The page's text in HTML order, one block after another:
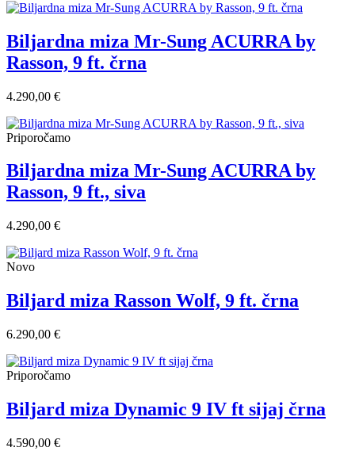
Biljardna miza Mr-Sung ACURRA by
Rasson, 9 ft. črna
4.290,00 €
Priporočamo
Biljardna miza Mr-Sung ACURRA by
Rasson, 9 ft., siva
4.290,00 €
Novo
Biljard miza Rasson Wolf, 9 ft. črna
6.290,00 €
Priporočamo
Biljard miza Dynamic 9 IV ft sijaj črna
4.590,00 €